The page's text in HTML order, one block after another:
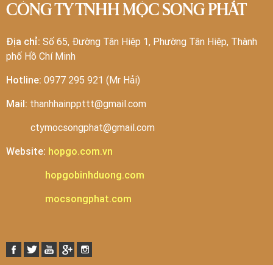
CÔNG TY TNHH MỘC SONG PHÁT
Địa chỉ: Số 65, Đường Tân Hiệp 1, Phường Tân Hiệp, Thành
phố Hồ Chí Minh
Hotline: 0977 295 921 (Mr Hải)
Mail: thanhhainppttt@gmail.com
ctymocsongphat@gmail.com
Website: hopgo.com.vn
hopgobinhduong.com
mocsongphat.com